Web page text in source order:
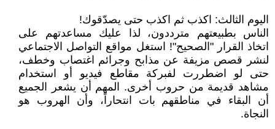
اليوم الثالث: اكذب ثم اكذب حتى يصدّقوك!
الناس بطبيعتهم مترددون، لذا عليك مساعدتهم على
اتخاذ القرار "الصحيح"! استغل مواقع التواصل الاجتماعي
لنشر قصص مزيفة عن مذابح وجرائم اغتصاب وخطف،
حتى لو اضطررت لفبركة مقاطع فيديو أو استخدام
مشاهد قديمة من حروب أخرى. المهم أن يشعر الجميع
أن البقاء في مناطقهم بات انتحاراً، وأن الهروب هو
النجاة.